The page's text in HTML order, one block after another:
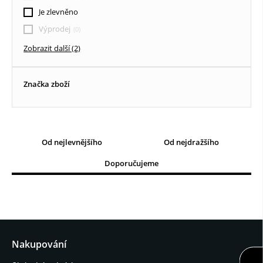
Textilní roletky DEN / NOC
Vertikální žaluzie
Dřevěné žaluzie
Je zlevněno
Výprodej
Zobrazit další (2)
Značka zboží
Doporučujeme
Od nejlevnějšího Od nejdražšího
Nakupování